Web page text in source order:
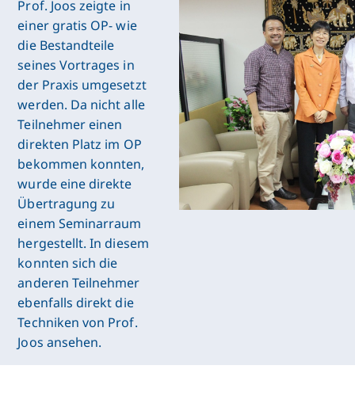
Prof. Joos zeigte in
einer gratis OP- wie
die Bestandteile
seines Vortrages in
der Praxis umgesetzt
werden. Da nicht alle
Teilnehmer einen
direkten Platz im OP
bekommen konnten,
wurde eine direkte
Übertragung zu
einem Seminarraum
hergestellt. In diesem
konnten sich die
anderen Teilnehmer
ebenfalls direkt die
Techniken von Prof.
Joos ansehen.